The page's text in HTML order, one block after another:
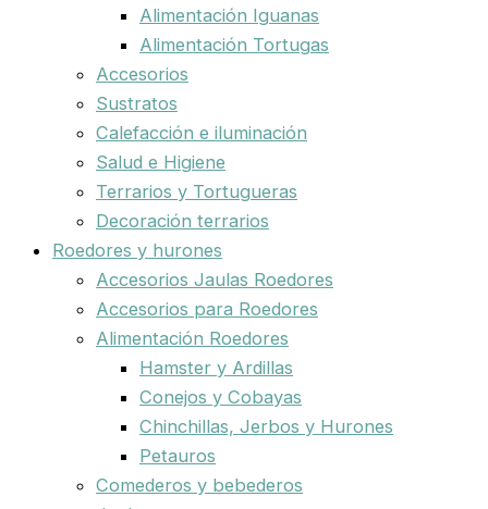
Alimentación Iguanas
Alimentación Tortugas
Accesorios
Sustratos
Calefacción e iluminación
Salud e Higiene
Terrarios y Tortugueras
Decoración terrarios
Roedores y hurones
Accesorios Jaulas Roedores
Accesorios para Roedores
Alimentación Roedores
Hamster y Ardillas
Conejos y Cobayas
Chinchillas, Jerbos y Hurones
Petauros
Comederos y bebederos